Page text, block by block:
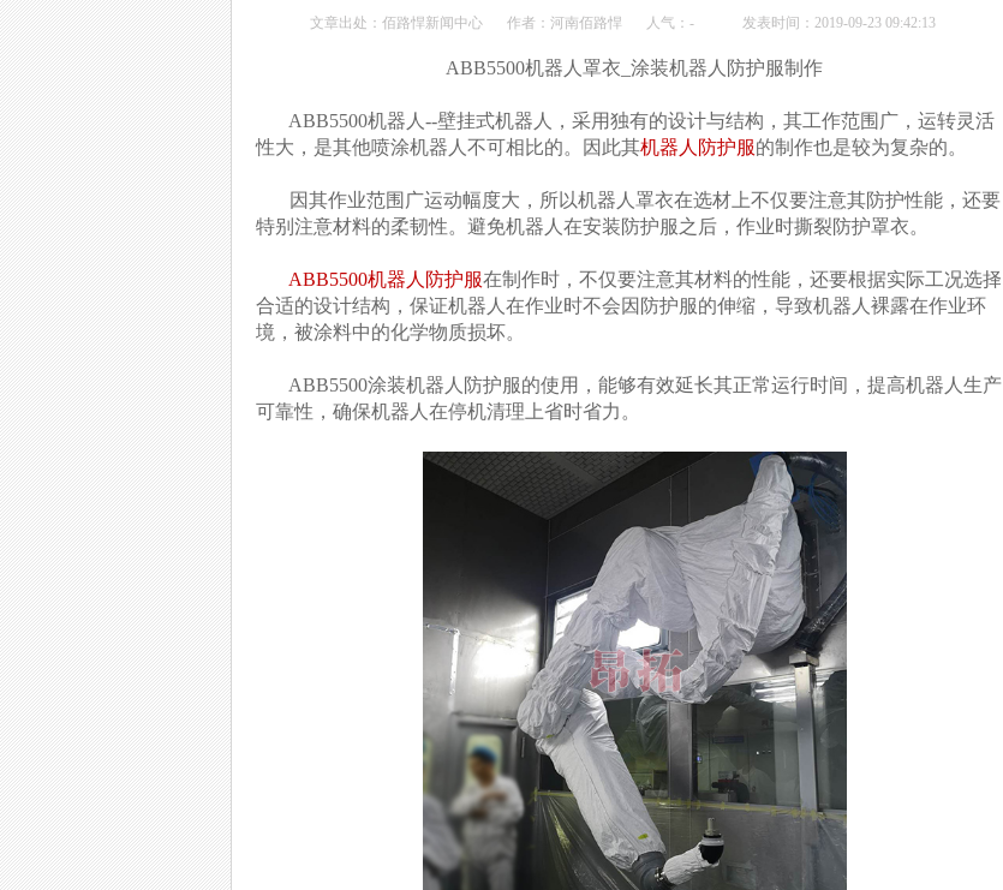
文章出处： 佰路悍新闻中心 作者：河南佰路悍 人气： - 发表时间：2019-09-23 09:42:13
ABB5500机器人罩衣_涂装机器人防护服制作
ABB5500机器人--壁挂式机器人，采用独有的设计与结构，其工作范围广，运转灵活
性大，是其他喷涂机器人不可相比的。因此其机器人防护服的制作也是较为复杂的。
因其作业范围广运动幅度大，所以机器人罩衣在选材上不仅要注意其防护性能，还要
特别注意材料的柔韧性。避免机器人在安装防护服之后，作业时撕裂防护罩衣。
ABB5500机器人防护服在制作时，不仅要注意其材料的性能，还要根据实际工况选择
合适的设计结构，保证机器人在作业时不会因防护服的伸缩，导致机器人裸露在作业环
境，被涂料中的化学物质损坏。
ABB5500涂装机器人防护服的使用，能够有效延长其正常运行时间，提高机器人生产
可靠性，确保机器人在停机清理上省时省力。